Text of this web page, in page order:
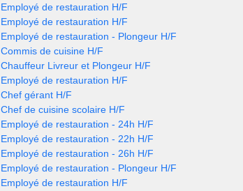
Employé de restauration H/F
Employé de restauration H/F
Employé de restauration - Plongeur H/F
Commis de cuisine H/F
Chauffeur Livreur et Plongeur H/F
Employé de restauration H/F
Chef gérant H/F
Chef de cuisine scolaire H/F
Employé de restauration - 24h H/F
Employé de restauration - 22h H/F
Employé de restauration - 26h H/F
Employé de restauration - Plongeur H/F
Employé de restauration H/F